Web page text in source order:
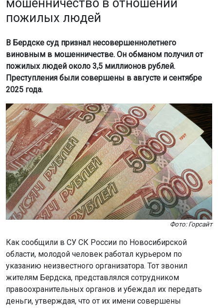
мошенничество в отношении
пожилых людей
В Бердске суд признал несовершеннолетнего
виновным в мошенничестве. Он обманом получил от
пожилых людей около 3,5 миллионов рублей.
Преступления были совершены в августе и сентябре
2025 года.
Фото: Горсайт
Как сообщили в СУ СК России по Новосибирской
области, молодой человек работал курьером по
указанию неизвестного организатора. Тот звонил
жителям Бердска, представлялся сотрудником
правоохранительных органов и убеждал их передать
деньги, утверждая, что от их имени совершены